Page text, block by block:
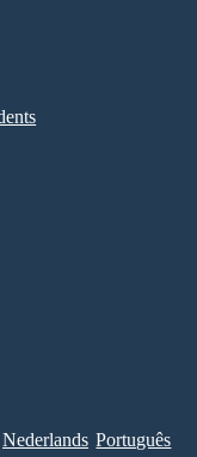
Nederlands Português